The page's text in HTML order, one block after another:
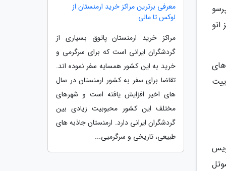
اتو
به بالا)، اتاق های
رزیدنتال 78 متری، سوییت
معرفی برترین مراکز خرید ارمنستان از
لوکس تا مالی
مراکز خرید ارمنستان پاتوق بسیاری از
گردشگران ایرانی است که برای سرگرمی و
خرید به این کشور همسایه سفر نموده اند.
تقاضا برای سفر به کشور ارمنستان در سال
های اخیر افزایش یافته است و شهرهای
مختلف این کشور محبوبیت زیادی بین
گردشگران ایرانی دارد. ارمنستان جاذبه های
طبیعی، تاریخی و سرگرمیی...